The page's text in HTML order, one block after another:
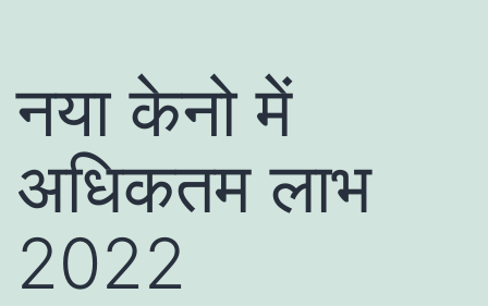
नया केनो में
अधिकतम लाभ
2022